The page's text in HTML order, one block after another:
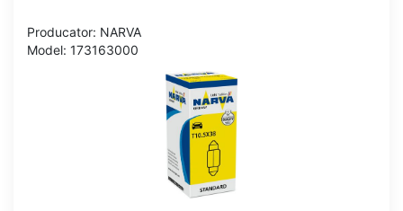
Producator: NARVA
Model: 173163000